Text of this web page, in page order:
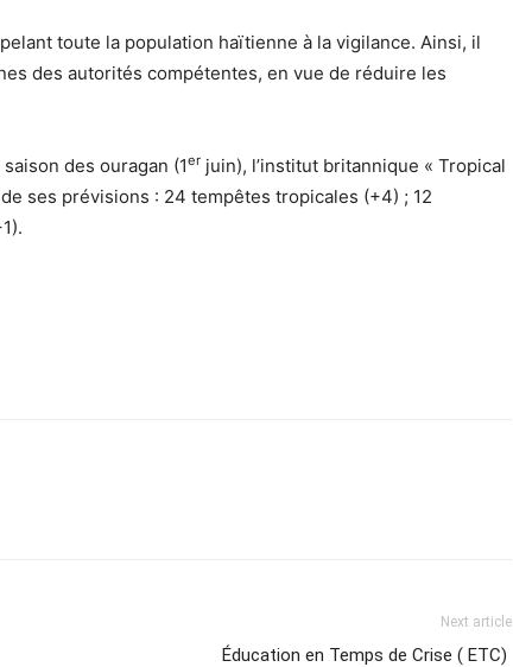
toute la population haïtienne à la vigilance. Ainsi, il
des autorités compétentes, en vue de réduire les
des ouragan (1er juin), l’institut britannique « Tropical
ses prévisions : 24 tempêtes tropicales (+4) ; 12
Next article
Éducation en Temps de Crise ( ETC)